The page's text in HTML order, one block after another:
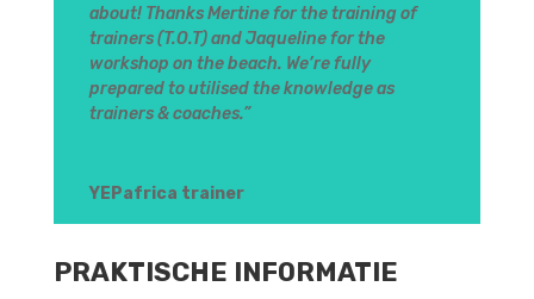
about! Thanks Mertine for the training of
trainers (T.O.T) and Jaqueline for the
workshop on the beach. We’re fully
prepared to utilised the knowledge as
trainers & coaches.”
YEPafrica trainer
PRAKTISCHE INFORMATIE